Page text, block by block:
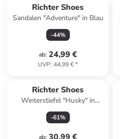
Richter Shoes
Sandalen "Adventure" in Blau
-44%
ab: 24,99 €
UVP: 44,99 €*
Richter Shoes
Winterstiefel "Husky" in
Dunkelblau
-61%
ab: